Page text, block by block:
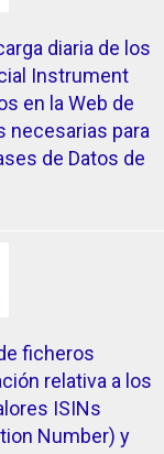
diaria de los
Instrument
en la Web de
necesarias para
de Datos de
ficheros
relativa a los
ISINs
Number) y